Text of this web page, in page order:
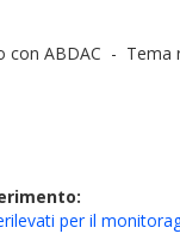
ABDAC -
per il